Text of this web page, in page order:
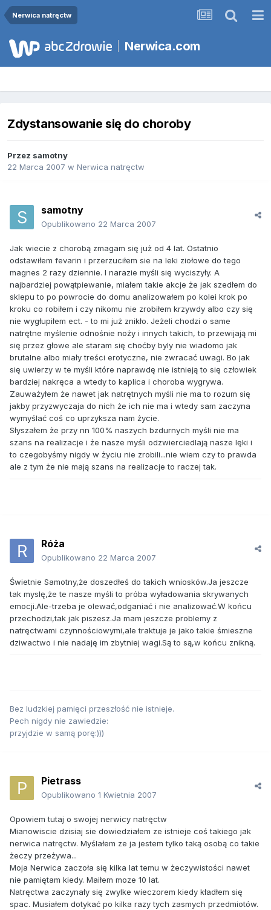
Nerwica natręctw
Nerwica.com
Zdystansowanie się do choroby
Przez samotny
22 Marca 2007 w Nerwica natręctw
samotny
Opublikowano 22 Marca 2007
Jak wiecie z chorobą zmagam się już od 4 lat. Ostatnio
odstawiłem fevarin i przerzuciłem sie na leki ziołowe do tego
magnes 2 razy dziennie. I narazie myśli się wyciszyły. A
najbardziej powątpiewanie, miałem takie akcje że jak szedłem do
sklepu to po powrocie do domu analizowałem po kolei krok po
kroku co robiłem i czy nikomu nie zrobiłem krzywdy albo czy się
nie wygłupiłem ect. - to mi już znikło. Jeżeli chodzi o same
natrętne myślenie odnośnie noży i innych takich, to przewijają mi
się przez głowe ale staram się choćby byly nie wiadomo jak
brutalne albo miały treści erotyczne, nie zwracać uwagi. Bo jak
się uwierzy w te myśli które naprawdę nie istnieją to się człowiek
bardziej nakręca a wtedy to kaplica i choroba wygrywa.
Zauważyłem że nawet jak natrętnych myśli nie ma to rozum się
jakby przyzwyczaja do nich że ich nie ma i wtedy sam zaczyna
wymyślać coś co uprzyksza nam życie.
Słyszałem że przy nn 100% naszych bzdurnych myśli nie ma
szans na realizacje i że nasze myśli odzwierciedlają nasze lęki i
to czegobyśmy nigdy w życiu nie zrobili...nie wiem czy to prawda
ale z tym że nie mają szans na realizacje to raczej tak.
Róża
Opublikowano 22 Marca 2007
Świetnie Samotny,że doszedłeś do takich wniosków.Ja jeszcze
tak myslę,że te nasze myśli to próba wyładowania skrywanych
emocji.Ale-trzeba je olewać,odganiać i nie analizować.W końcu
przechodzi,tak jak piszesz.Ja mam jeszcze problemy z
natręctwami czynnościowymi,ale traktuje je jako takie śmieszne
dziwactwo i nie nadaję im zbytniej wagi.Są to są,w końcu znikną.
Bez ludzkiej pamięci przeszłość nie istnieje.
Pech nigdy nie zawiedzie:
przyjdzie w samą porę:)))
Pietrass
Opublikowano 1 Kwietnia 2007
Opowiem tutaj o swojej nerwicy natręctw
Mianowiscie dzisiaj sie dowiedziałem ze istnieje coś takiego jak
nerwica natręctw. Myślałem ze ja jestem tylko taką osobą co takie
żeczy przeżywa...
Moja Nerwica zaczoła się kilka lat temu w żeczywistości nawet
nie pamiętam kiedy. Maiłem moze 10 lat.
Natręctwa zaczynały się zwylke wieczorem kiedy kładłem się
spac. Musiałem dotykać po kilka razy tych zasmych przedmiotów.